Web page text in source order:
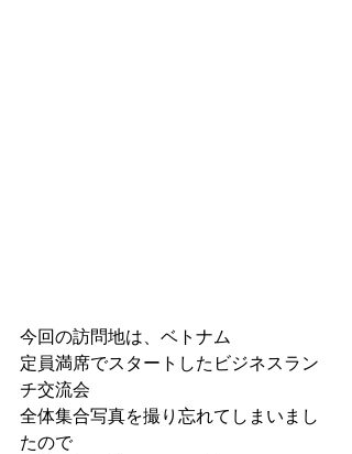
今回の訪問地は、ベトナム
定員満席でスタートしたビジネスラン
チ交流会
全体集合写真を撮り忘れてしまいまし
たので